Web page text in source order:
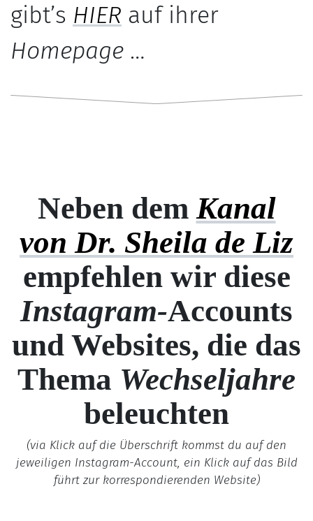
gibt’s HIER auf ihrer
Homepage …
Neben demKanal
von Dr. Sheila de Liz
empfehlen wir diese
Instagram-Accounts
und Websites, die das
Thema Wechseljahre
beleuchten
(via Klick auf die Überschrift kommst du auf den
jeweiligen Instagram-Account, ein Klick auf das Bild
führt zur korrespondierenden Website)